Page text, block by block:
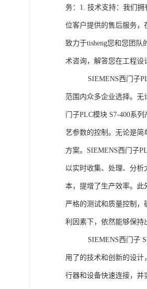
务：1. 技术支持：我们
位客户提供的售后服务，
致力于tisheng您和您团
术咨询，解答您在工程设
SIEMENS西门子PLC
范围内众多企业选择。无
门子PLC模块 S7-400系
艺参数的控制。无论是简
方案。SIEMENS西门子
以实时收集、处理、分
本，提增了生产效率。此
严格的测试和质量控制，
利因素下，依然能够保持
SIEMENS西门子 S7-
用了的技术和创新的设
行器和设备快速连接，并